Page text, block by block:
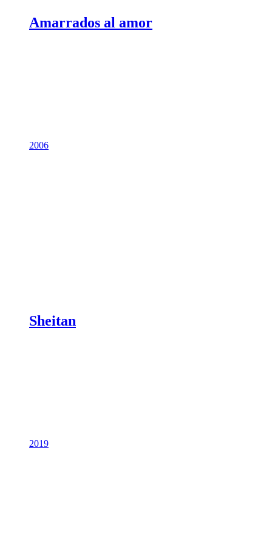
Amarrados al amor
2006
Sheitan
2019